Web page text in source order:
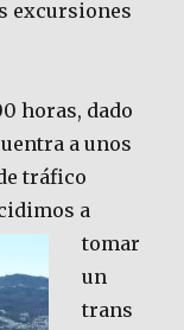
excursiones
horas, dado
a unos
tráfico
a
tomar
un
trans